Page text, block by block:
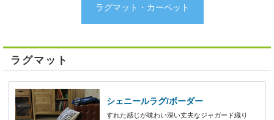
ラグマット・カーペット
ラグマット
シェニールラグ/ボーダー
すれた感じが味わい深い丈夫なジャガード織り